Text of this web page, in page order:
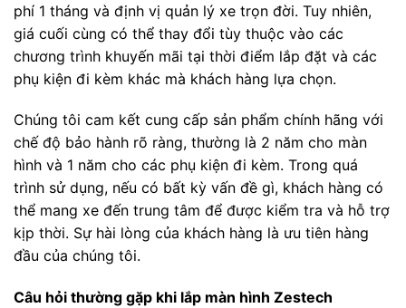
phí 1 tháng và định vị quản lý xe trọn đời. Tuy nhiên,
giá cuối cùng có thể thay đổi tùy thuộc vào các
chương trình khuyến mãi tại thời điểm lắp đặt và các
phụ kiện đi kèm khác mà khách hàng lựa chọn.
Chúng tôi cam kết cung cấp sản phẩm chính hãng với
chế độ bảo hành rõ ràng, thường là 2 năm cho màn
hình và 1 năm cho các phụ kiện đi kèm. Trong quá
trình sử dụng, nếu có bất kỳ vấn đề gì, khách hàng có
thể mang xe đến trung tâm để được kiểm tra và hỗ trợ
kịp thời. Sự hài lòng của khách hàng là ưu tiên hàng
đầu của chúng tôi.
Câu hỏi thường gặp khi lắp màn hình Zestech